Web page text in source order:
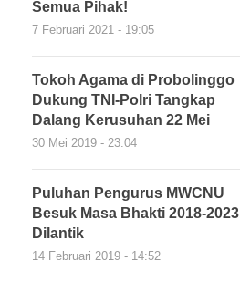
Semua Pihak!
7 Februari 2021 - 19:05
Tokoh Agama di Probolinggo
Dukung TNI-Polri Tangkap
Dalang Kerusuhan 22 Mei
30 Mei 2019 - 23:04
Puluhan Pengurus MWCNU
Besuk Masa Bhakti 2018-2023
Dilantik
14 Februari 2019 - 14:52